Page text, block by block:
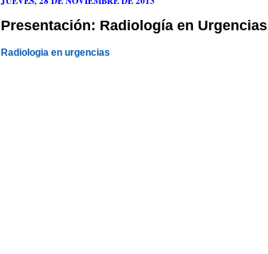
Presentación: Radiología en Urgencias
Radiologia en urgencias